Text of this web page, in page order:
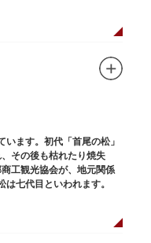
ます。初代「首尾の松」
その後も枯れたり焼失
工観光協会が、地元関係
七代目といわれます。